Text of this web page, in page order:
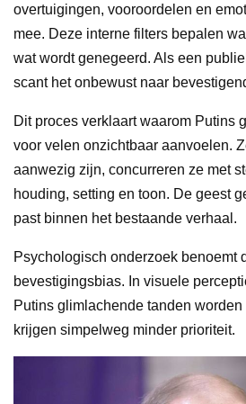
overtuigingen, vooroordelen en
mee. Deze interne filters bepalen
wat wordt genegeerd. Als een
scant het onbewust naar
Dit proces verklaart waarom Putins
voor velen onzichtbaar aanvoelen.
aanwezig zijn, concurreren ze met
houding, setting en toon. De geest
past binnen het bestaande verhaal.
Psychologisch onderzoek benoemt
bevestigingsbias. In visuele
Putins glimlachende tanden
krijgen simpelweg minder prioriteit.